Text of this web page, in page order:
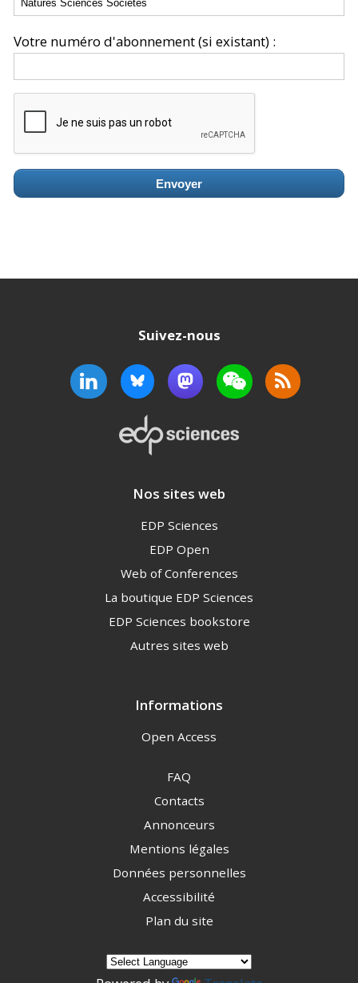
Votre numéro d'abonnement (si existant) :
Envoyer
Informations
Open Access
FAQ
Contacts
Annonceurs
Mentions légales
Données personnelles
Accessibilité
Plan du site
Nos sites web
EDP Sciences
EDP Open
Web of Conferences
La boutique EDP Sciences
EDP Sciences bookstore
Autres sites web
Suivez-nous